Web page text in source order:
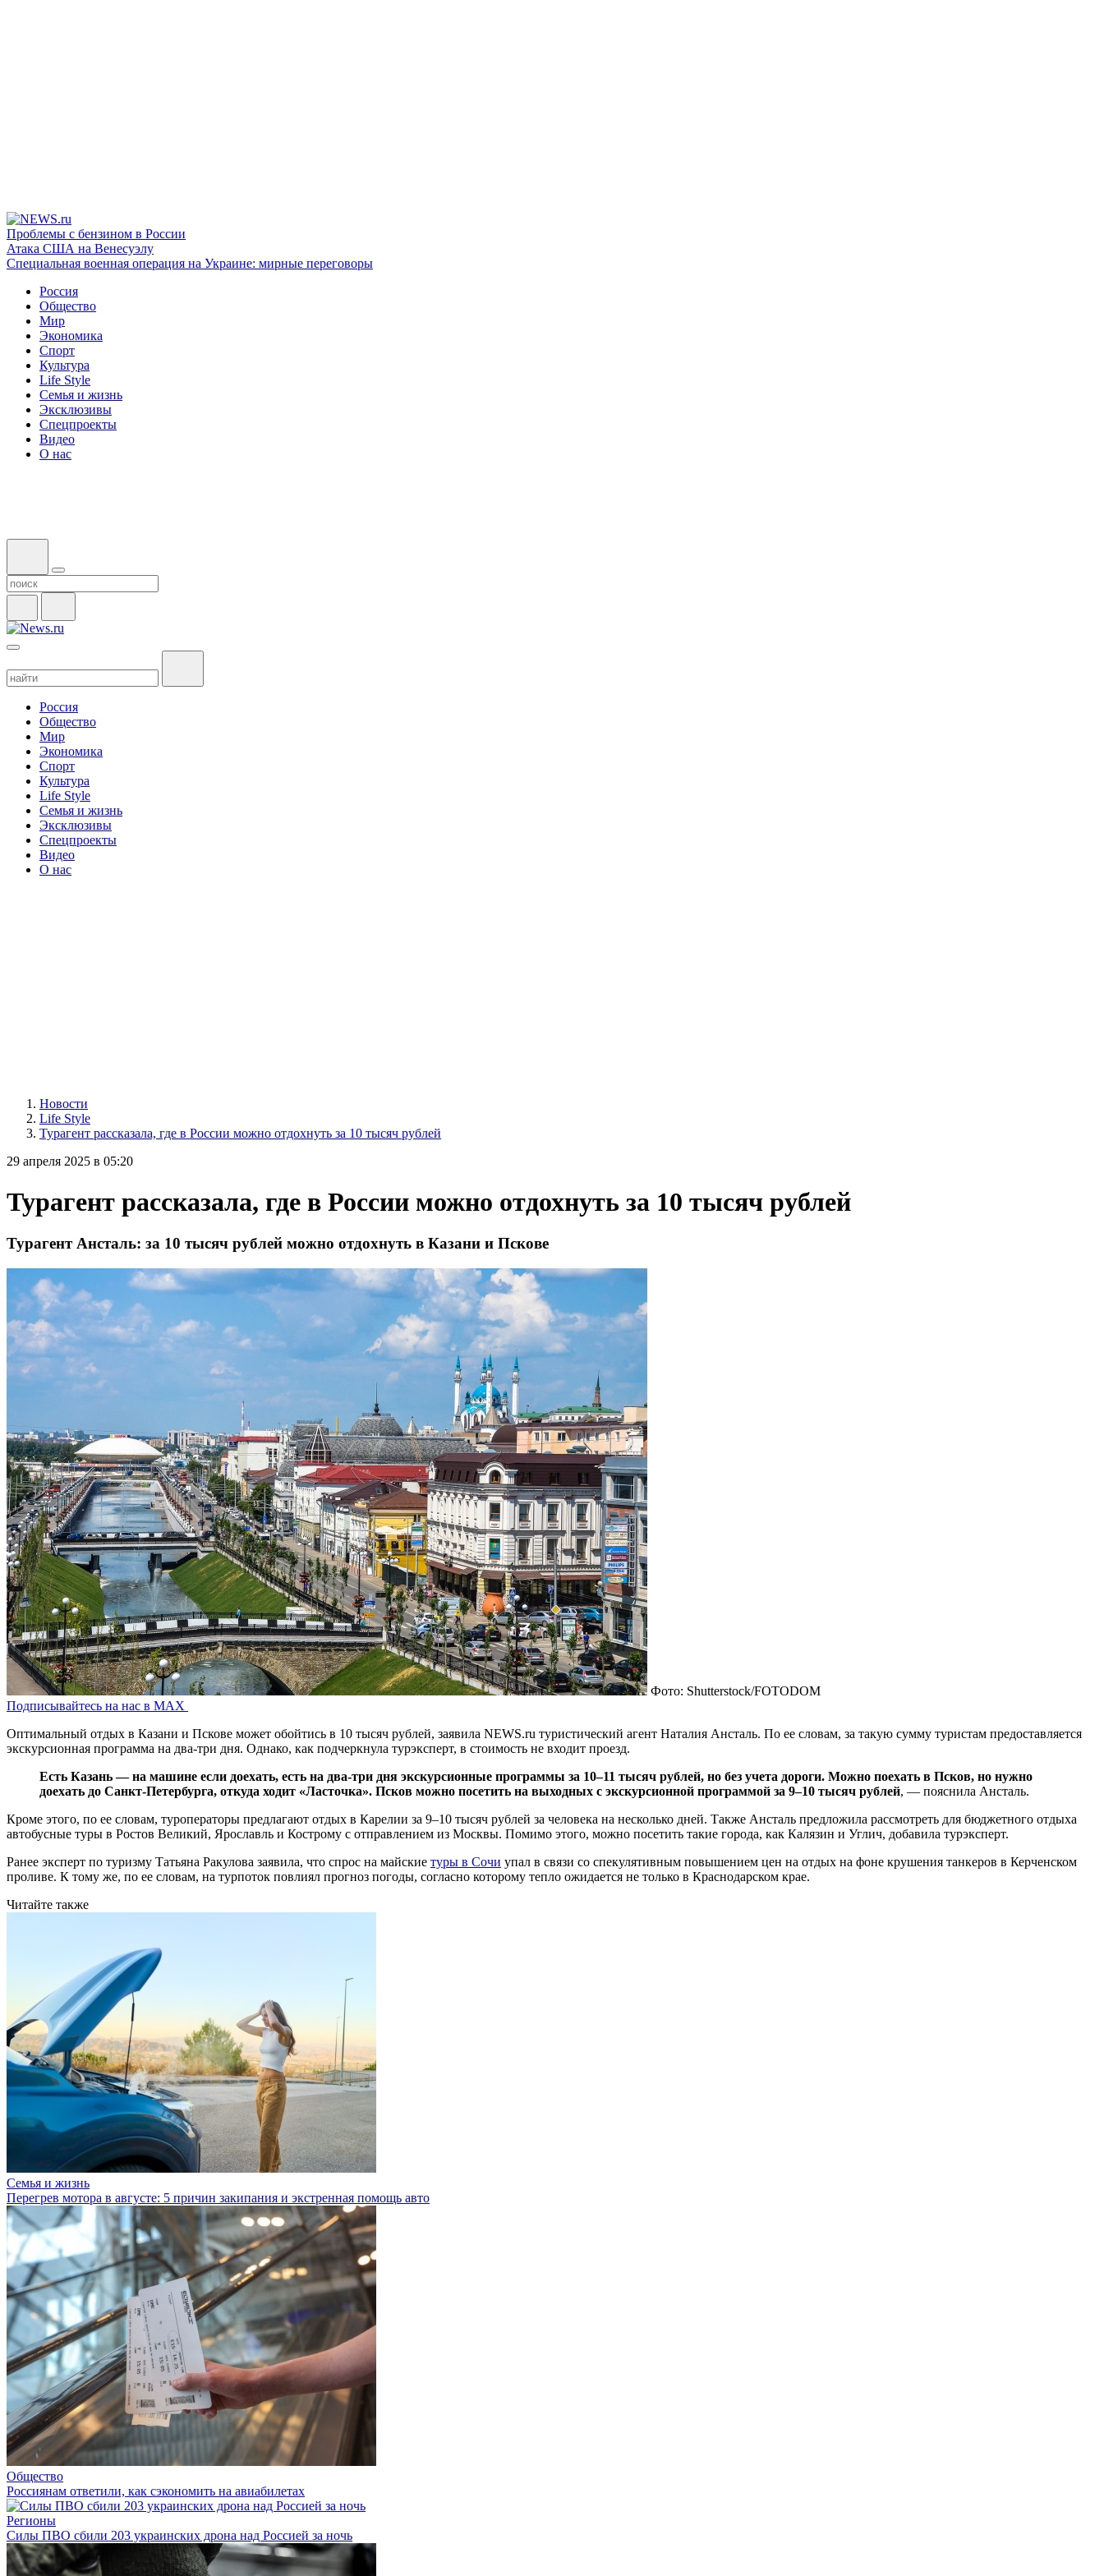
Проблемы с бензином в России
Атака США на Венесуэлу
Специальная военная операция на Украине: мирные переговоры
Россия
Общество
Мир
Экономика
Спорт
Культура
Life Style
Семья и жизнь
Эксклюзивы
Спецпроекты
Видео
О нас
Россия
Общество
Мир
Экономика
Спорт
Культура
Life Style
Семья и жизнь
Эксклюзивы
Спецпроекты
Видео
О нас
Новости
Life Style
Турагент рассказала, где в России можно отдохнуть за 10 тысяч рублей
29 апреля 2025 в 05:20
Турагент рассказала, где в России можно отдохнуть за 10 тысяч рублей
Турагент Ансталь: за 10 тысяч рублей можно отдохнуть в Казани и Пскове
Фото: Shutterstock/FOTODOM
Подписывайтесь на нас в MAX
Оптимальный отдых в Казани и Пскове может обойтись в 10 тысяч рублей, заявила NEWS.ru туристический агент Наталия Ансталь. По ее словам, за такую сумму туристам предоставляется
экскурсионная программа на два-три дня. Однако, как подчеркнула турэксперт, в стоимость не входит проезд.
Есть Казань — на машине если доехать, есть на два-три дня экскурсионные программы за 10–11 тысяч рублей, но без учета дороги. Можно поехать в Псков, но нужно
доехать до Санкт-Петербурга, откуда ходит «Ласточка». Псков можно посетить на выходных с экскурсионной программой за 9–10 тысяч рублей, — пояснила Ансталь.
Кроме этого, по ее словам, туроператоры предлагают отдых в Карелии за 9–10 тысяч рублей за человека на несколько дней. Также Ансталь предложила рассмотреть для бюджетного отдыха
автобусные туры в Ростов Великий, Ярославль и Кострому с отправлением из Москвы. Помимо этого, можно посетить такие города, как Калязин и Углич, добавила турэксперт.
Ранее эксперт по туризму Татьяна Ракулова заявила, что спрос на майские туры в Сочи упал в связи со спекулятивным повышением цен на отдых на фоне крушения танкеров в Керченском
проливе. К тому же, по ее словам, на турпоток повлиял прогноз погоды, согласно которому тепло ожидается не только в Краснодарском крае.
Читайте также
Семья и жизнь
Перегрев мотора в августе: 5 причин закипания и экстренная помощь авто
Общество
Россиянам ответили, как сэкономить на авиабилетах
Регионы
Силы ПВО сбили 203 украинских дрона над Россией за ночь